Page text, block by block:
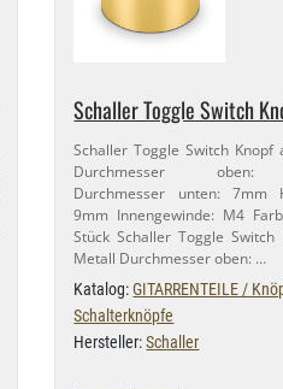
Schaller Toggle Switch
Schaller Toggle Switch Knopf
Durchmesser oben:
Durchmesser unten: 7mm
9mm Innengewinde: M4
Stück Schaller Toggle Switch
Metall Durchmesser oben: …
Katalog:GITARRENTEILE /
Schalterknöpfe
Hersteller:Schaller